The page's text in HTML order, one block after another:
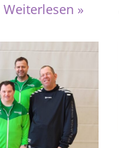
Weiterlesen »